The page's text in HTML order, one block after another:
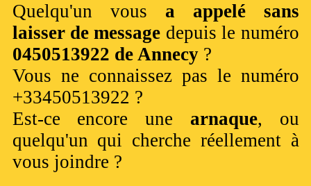
Quelqu'un vous a appelé sans
laisser de message depuis le numéro
0450513922 de Annecy?
Vous ne connaissez pas le numéro
+33450513922 ?
Est-ce encore une arnaque, ou
quelqu'un qui cherche réellement à
vous joindre ?